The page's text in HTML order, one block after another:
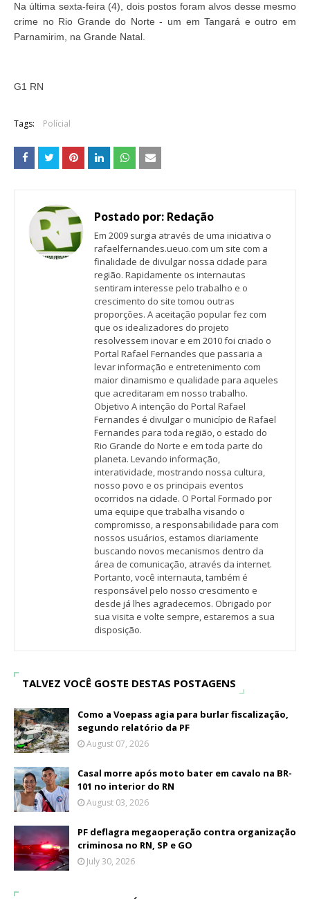
Na última sexta-feira (4), dois postos foram alvos desse mesmo
crime no Rio Grande do Norte - um em Tangará e outro em
Parnamirim, na Grande Natal.
G1 RN
Tags: Polícial
Postado por: Redação
Em 2009 surgia através de uma iniciativa o
rafaelfernandes.ueuo.com um site com a
finalidade de divulgar nossa cidade para
região. Rapidamente os internautas
sentiram interesse pelo trabalho e o
crescimento do site tomou outras
proporções. A aceitação popular fez com
que os idealizadores do projeto
resolvessem inovar e em 2010 foi criado o
Portal Rafael Fernandes que passaria a
levar informação e entretenimento com
maior dinamismo e qualidade para aqueles
que acreditaram em nosso trabalho.
Objetivo A intenção do Portal Rafael
Fernandes é divulgar o município de Rafael
Fernandes para toda região, o estado do
Rio Grande do Norte e em toda parte do
planeta. Levando informação,
interatividade, mostrando nossa cultura,
nosso povo e os principais eventos
ocorridos na cidade. O Portal Formado por
uma equipe que trabalha visando o
compromisso, a responsabilidade para com
nossos usuários, estamos diariamente
buscando novos mecanismos dentro da
área de comunicação, através da internet.
Portanto, você internauta, também é
responsável pelo nosso crescimento e
desde já lhes agradecemos. Obrigado por
sua visita e volte sempre, estaremos a sua
disposição.
TALVEZ VOCÊ GOSTE DESTAS POSTAGENS
Como a Voepass agia para burlar fiscalização,
segundo relatório da PF
August 07, 2026
Casal morre após moto bater em cavalo na BR-
101 no interior do RN
August 03, 2026
PF deflagra megaoperação contra organização
criminosa no RN, SP e GO
July 30, 2026